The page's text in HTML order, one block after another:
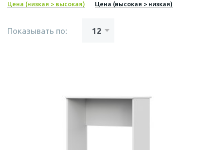
Цена (низкая > высокая)
Цена (высокая > низкая)
Показывать по: